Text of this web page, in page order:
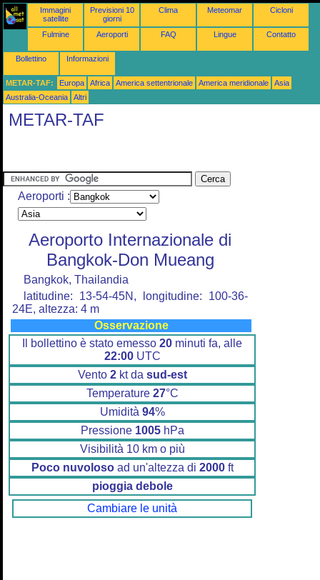
Immagini
satellite
Previsioni 10
giorni
Clima Meteomar Cicloni
Fulmine Aeroporti FAQ Lingue Contatto
Bollettino Informazioni
METAR-TAF: Europa Africa America settentrionale America meridionale
Asia
Australia-Oceania
Altri
METAR-TAF
Aeroporti :
Aeroporto Internazionale di
Bangkok-Don Mueang
Bangkok, Thailandia
latitudine: 13-54-45N, longitudine: 100-36-
24E, altezza: 4 m
Osservazione
Il bollettino è stato emesso 20 minuti fa, alle
22:00UTC
Vento 2kt da sud-est
Temperature 27°C
Umidità 94%
Pressione 1005hPa
Visibilità 10 km o più
Poco nuvolosoad un'altezza di 2000ft
pioggia debole
Cambiare le unità